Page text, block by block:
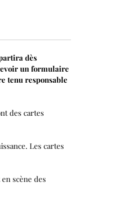
dès
un formulaire
tenu responsable
des cartes
Les cartes
scène des